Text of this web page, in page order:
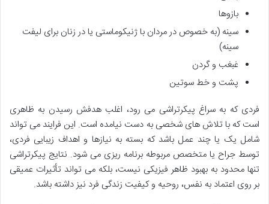
بازوها
سینه (به خصوص در مردان با ژنیکوماستی یا در زنان برای لیفت
سینه)
غبغب و گردن
پشت و خط سوتین
فردی که به سراغ پیکرتراشی می رود، اغلب هدفش رسیدن به ظاهری
است که با تلاش های شخصی به دست نیامده است. این فرایند می تواند
شامل یک یا چند عمل باشد که بسته به نیازها و اهداف زیبایی فردی،
توسط جراح یا متخصص مربوطه برنامه ریزی می شود. نتایج پیکرتراشی
تنها محدود به بهبود ظاهر فیزیکی نیست، بلکه می تواند تأثیرات عمیقی
بر روی اعتماد به نفس، روحیه و کیفیت زندگی فرد نیز داشته باشد.